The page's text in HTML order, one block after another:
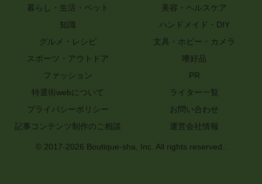
暮らし・生活・ペット
美容・ヘルスケア
知識
ハンドメイド・DIY
グルメ・レシピ
文具・ホビー・カメラ
スポーツ・アウトドア
嗜好品
ファッション
PR
特選街webについて
ライター一覧
プライバシーポリシー
お問い合わせ
記事コンテンツ制作のご相談
運営会社情報
© 2017-2026 Boutique-sha, Inc. All rights reserved..